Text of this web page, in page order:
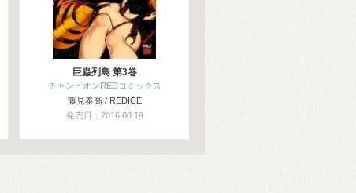
巨蟲列島 第3巻
チャンピオンREDコミックス
藤見泰高 / REDICE
発売日：2016.08.19